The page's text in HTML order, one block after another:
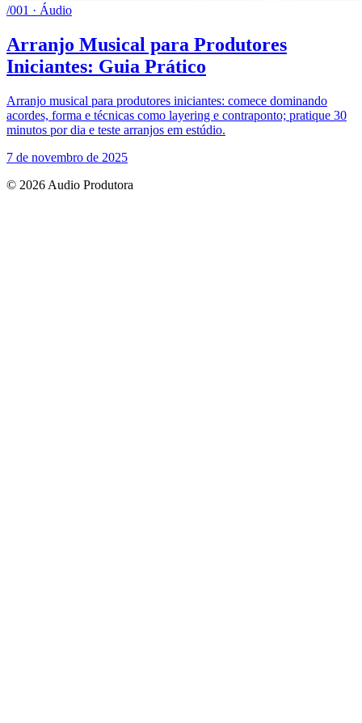
/001 · Áudio
Arranjo Musical para Produtores
Iniciantes: Guia Prático
Arranjo musical para produtores iniciantes: comece dominando
acordes, forma e técnicas como layering e contraponto; pratique 30
minutos por dia e teste arranjos em estúdio.
7 de novembro de 2025
© 2026 Audio Produtora